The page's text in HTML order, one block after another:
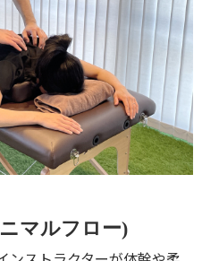
マルフロー)